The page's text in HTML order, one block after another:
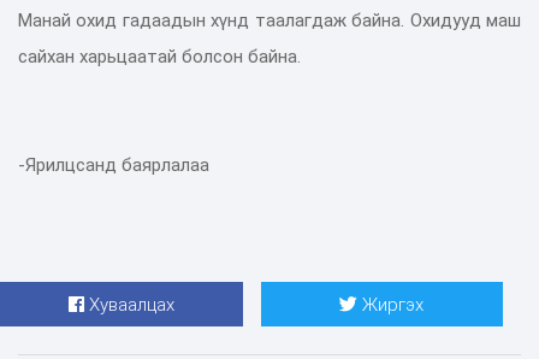
Манай охид гадаадын хүнд таалагдаж байна. Охидууд маш
сайхан харьцаатай болсон байна.
-Ярилцсанд баярлалаа
Хуваалцах Жиргэх